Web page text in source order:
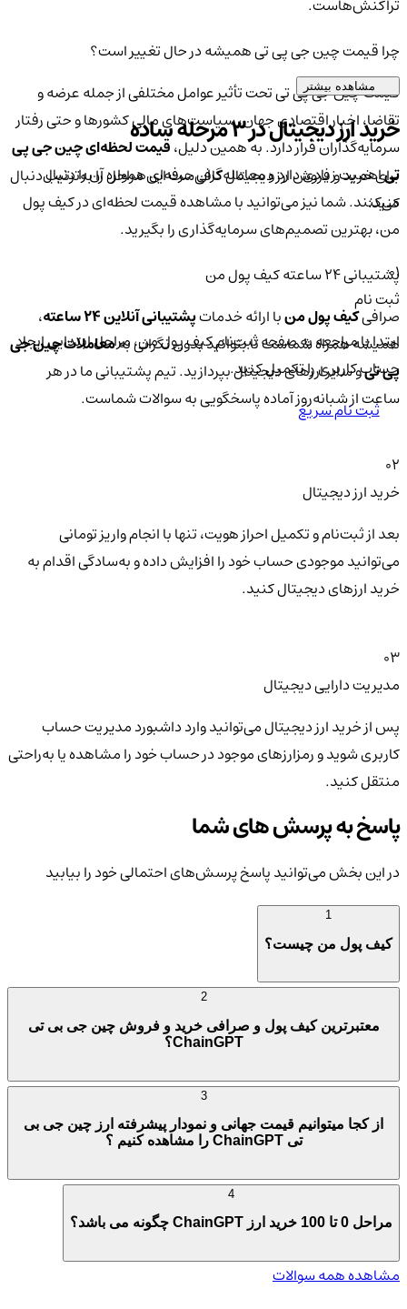
چرا قیمت چین جی پی تی همیشه در حال تغییر است؟
قیمت چین جی پی تی تحت تأثیر عوامل مختلفی از جمله عرضه و
تقاضا، اخبار اقتصادی جهان، سیاست‌های مالی کشورها و حتی رفتار
سرمایه‌گذاران قرار دارد. به همین دلیل،قیمت لحظه‌ای چین جی پی
تیاهمیت زیادی دارد و معامله‌گران حرفه‌ای همواره آن را دنبال
می‌کنند. شما نیز می‌توانید با مشاهده قیمت لحظه‌ای در کیف پول
من، بهترین تصمیم‌های سرمایه‌گذاری را بگیرید.
پشتیبانی ۲۴ ساعته کیف پول من
صرافیکیف پول منبا ارائه خدماتپشتیبانی آنلاین ۲۴ ساعته
،
همیشه همراه شماست تا بتوانید بدون نگرانی بهمعاملات چین جی
پی تیو سایر ارزهای دیجیتال بپردازید. تیم پشتیبانی ما در هر
ساعت از شبانه‌روز آماده پاسخگویی به سوالات شماست.
مشاهده بیشتر
خرید ارز دیجیتال در 3 مرحله ساده
برای خرید و فروش ارز دیجیتال کافی‌ست این مراحل را به‌ترتیب دنبال
کنید:
01
ثبت نام
ابتدا با مراجعه به صفحه ثبت‌نام کیف‌ پول من، مراحل ابتدایی ایجاد
حساب کاربری را تکمیل کنید.
ثبت نام سریع
02
خرید ارز دیجیتال
بعد از ثبت‌نام و تکمیل احراز هویت، تنها با انجام واریز تومانی
می‌توانید موجودی حساب خود را افزایش داده و به‌سادگی اقدام به
خرید ارزهای دیجیتال کنید.
03
مدیریت دارایی دیجیتال
پس از خرید ارز دیجیتال می‌توانید وارد داشبورد مدیریت حساب
کاربری شوید و رمزارزهای موجود در حساب خود را مشاهده یا به‌راحتی
منتقل کنید.
پاسخ به پرسش های شما
در این بخش می‌توانید پاسخ پرسش‌های احتمالی خود را بیابید
کیف پول من چیست؟
معتبرترین کیف پول و صرافی خرید و فروش چین جی بی تی
ChainGPT؟
از کجا میتوانیم قیمت جهانی و نمودار پیشرفته ارز چین جی بی
تی ChainGPT را مشاهده کنیم ؟
مراحل 0 تا 100 خرید ارز ChainGPT چگونه می باشد؟
مشاهده همه سوالات